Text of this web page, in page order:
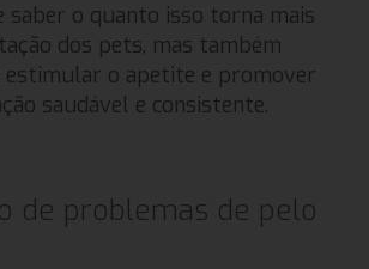
saber o quanto isso torna mais
dos pets, mas também
estimular o apetite e promover
saudável e consistente.
de problemas de pelo